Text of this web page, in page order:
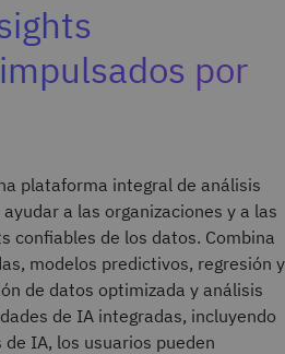
por
plataforma integral de análisis
a las organizaciones y a las
confiables de los datos. Combina
modelos predictivos, regresión y
de datos optimizada y análisis
de IA integradas, incluyendo
IA, los usuarios pueden